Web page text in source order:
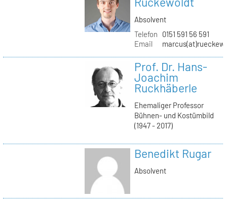
Absolvent
Telefon
0151 591 56 591
Email
Prof. Dr. Hans-
Joachim
Ruckhäberle
Ehemaliger Professor
Bühnen- und Kostümbild
(1947 - 2017)
Benedikt Rugar
Absolvent